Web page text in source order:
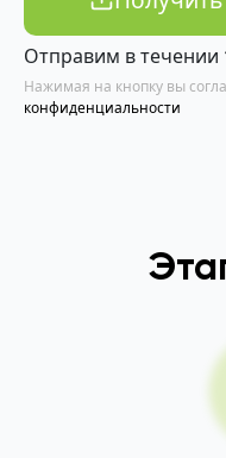
Отправим в течении
Нажимая на кнопку вы
конфиденциальности